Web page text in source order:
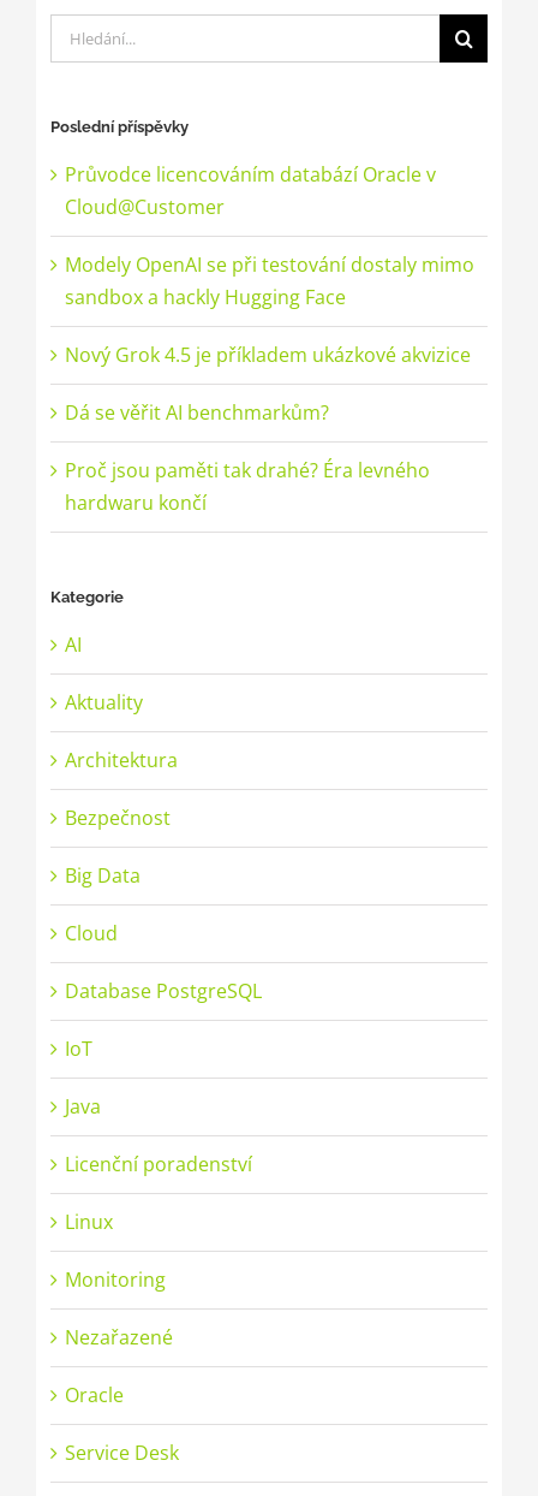
Hledat:
Poslední příspěvky
Průvodce licencováním databází Oracle v
Cloud@Customer
Modely OpenAI se při testování dostaly mimo
sandbox a hackly Hugging Face
Nový Grok 4.5 je příkladem ukázkové akvizice
Dá se věřit AI benchmarkům?
Proč jsou paměti tak drahé? Éra levného
hardwaru končí
Kategorie
AI
Aktuality
Architektura
Bezpečnost
Big Data
Cloud
Database PostgreSQL
IoT
Java
Licenční poradenství
Linux
Monitoring
Nezařazené
Oracle
Service Desk